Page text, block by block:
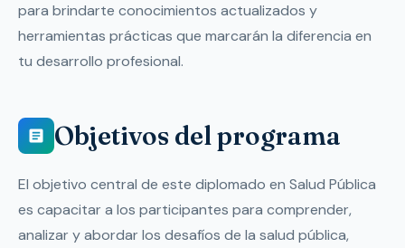
para brindarte conocimientos actualizados y
herramientas prácticas que marcarán la diferencia en
tu desarrollo profesional.
Objetivos del programa
El objetivo central de este diplomado en Salud Pública
es capacitar a los participantes para comprender,
analizar y abordar los desafíos de la salud pública,